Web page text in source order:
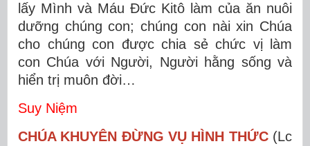
lấy Mình và Máu Ðức Kitô làm của ăn nuôi
dưỡng chúng con; chúng con nài xin Chúa
cho chúng con được chia sẻ chức vị làm
con Chúa với Người, Người hằng sống và
hiển trị muôn đời…
Suy Niệm
CHÚA KHUYÊN ĐỪNG VỤ HÌNH THỨC (Lc